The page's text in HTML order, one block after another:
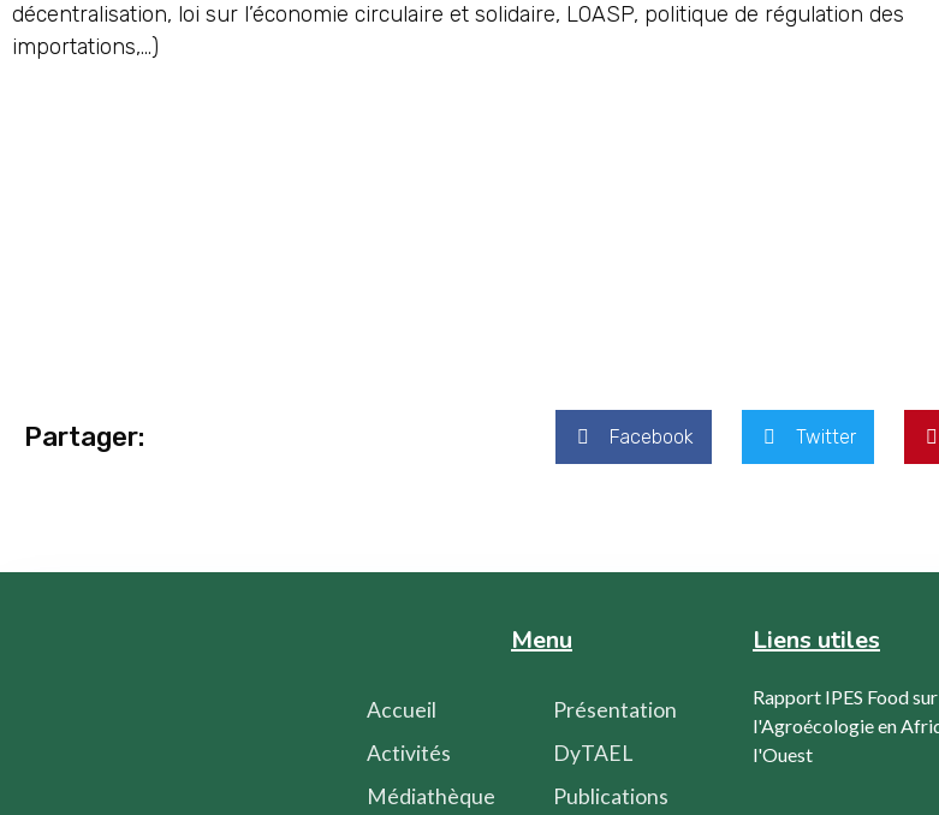
décentralisation, loi sur l’économie circulaire et solidaire, LOASP, politique de régulation des
importations,…)
Partager: Facebook Twitter
Menu
Accueil
Activités
Médiathèque
Présentation
DyTAEL
Publications
Liens utiles
Rapport IPES Food sur
l'Agroécologie en
l'Ouest